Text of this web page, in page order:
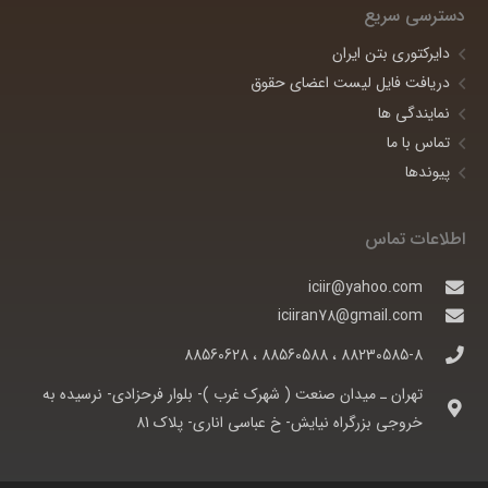
دسترسی سریع
دایرکتوری بتن ایران
دریافت فایل لیست اعضای حقوق
نمایندگی ها
تماس با ما
پیوندها
اطلاعات تماس
iciir@yahoo.com
iciiran78@gmail.com
88230585-8 ، 88560588 ، 88560628
تهران ـ ميدان صنعت ( شهرک غرب )- بلوار فرحزادی- نرسيده به
خروجی بزرگراه نيايش- خ عباسی اناری- پلاک 81